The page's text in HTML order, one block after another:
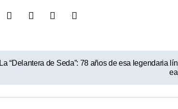
La “Delantera de Seda”: 78 años de esa legendaria lín
ea